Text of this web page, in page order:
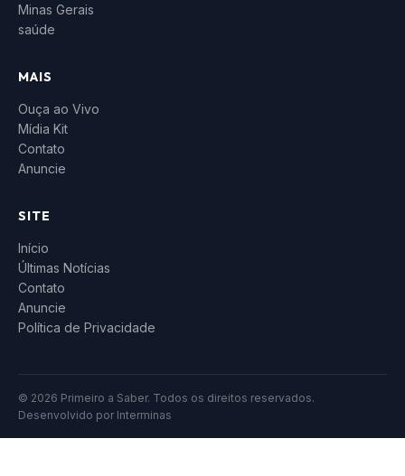
Minas Gerais
saúde
MAIS
Ouça ao Vivo
Mídia Kit
Contato
Anuncie
SITE
Início
Últimas Notícias
Contato
Anuncie
Política de Privacidade
© 2026 Primeiro a Saber. Todos os direitos reservados.
Desenvolvido por Interminas